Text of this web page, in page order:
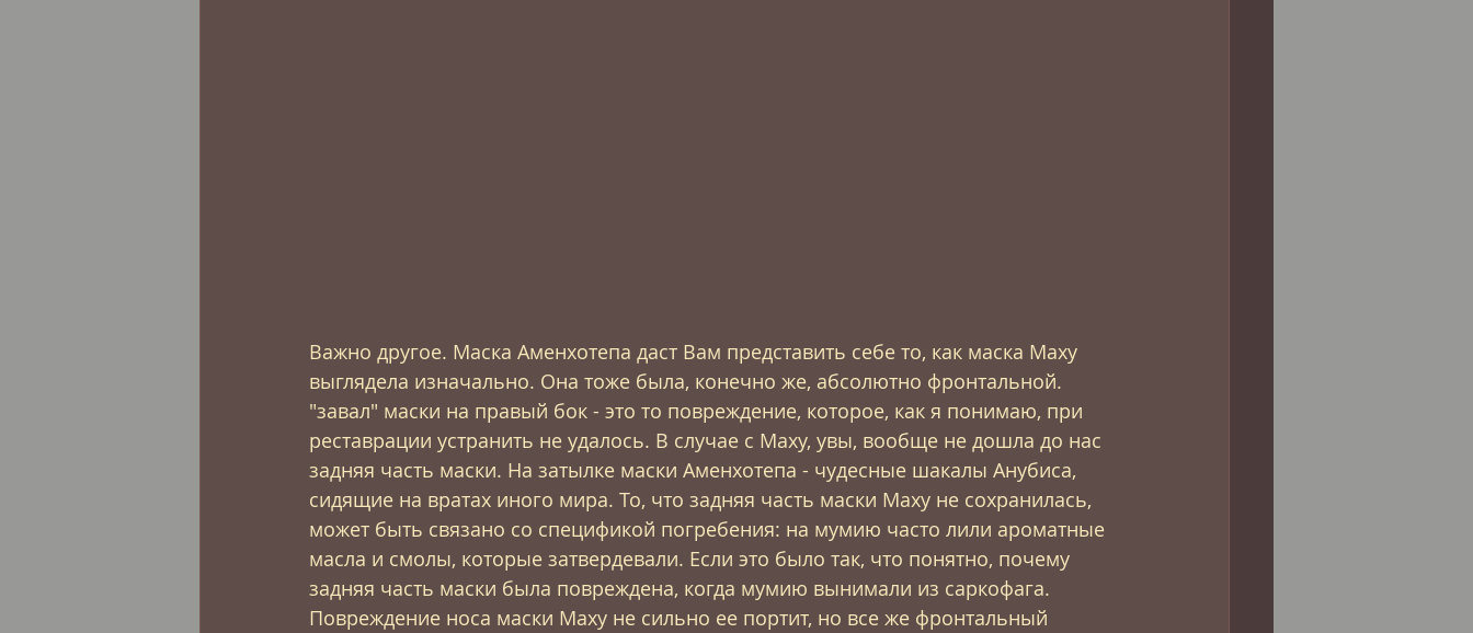
Важно другое. Маска Аменхотепа даст Вам представить себе то, как маска Маху
выглядела изначально. Она тоже была, конечно же, абсолютно фронтальной.
"завал" маски на правый бок - это то повреждение, которое, как я понимаю, при
реставрации устранить не удалось. В случае с Маху, увы, вообще не дошла до нас
задняя часть маски. На затылке маски Аменхотепа - чудесные шакалы Анубиса,
сидящие на вратах иного мира. То, что задняя часть маски Маху не сохранилась,
может быть связано со спецификой погребения: на мумию часто лили ароматные
масла и смолы, которые затвердевали. Если это было так, что понятно, почему
задняя часть маски была повреждена, когда мумию вынимали из саркофага.
Повреждение носа маски Маху не сильно ее портит, но все же фронтальный